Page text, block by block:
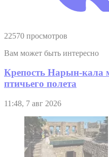
22570 просмотров
Вам может быть интересно
Крепость Нарын-кала
птичьего полета
11:48, 7 авг 2026